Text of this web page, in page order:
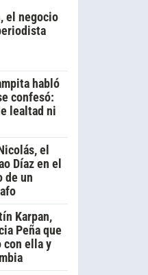
el negocio
habló
confesó:
lealtad ni
el
Díaz en el
de un
Karpan,
Peña que
con ella y